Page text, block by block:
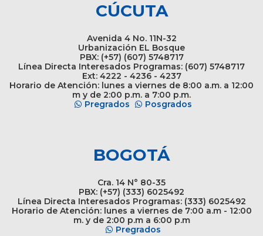
CÚCUTA
Avenida 4 No. 11N-32
Urbanización EL Bosque
PBX: (+57) (607) 5748717
Línea Directa Interesados Programas: (607) 5748717
Ext: 4222 - 4236 - 4237
Horario de Atención: lunes a viernes de 8:00 a.m. a 12:00
m y de 2:00 p.m. a 7:00 p.m.
Pregrados
Posgrados
BOGOTÁ
Cra. 14 N° 80-35
PBX: (+57) (333) 6025492
Línea Directa Interesados Programas: (333) 6025492
Horario de Atención: lunes a viernes de 7:00 a.m - 12:00
m. y de 2:00 p.m a 6:00 p.m
Pregrados